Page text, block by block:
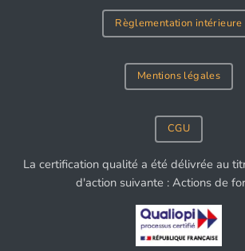
Règlementation intérieure
Mentions légales
CGU
La certification qualité a été délivrée au
d'action suivante : Actions de